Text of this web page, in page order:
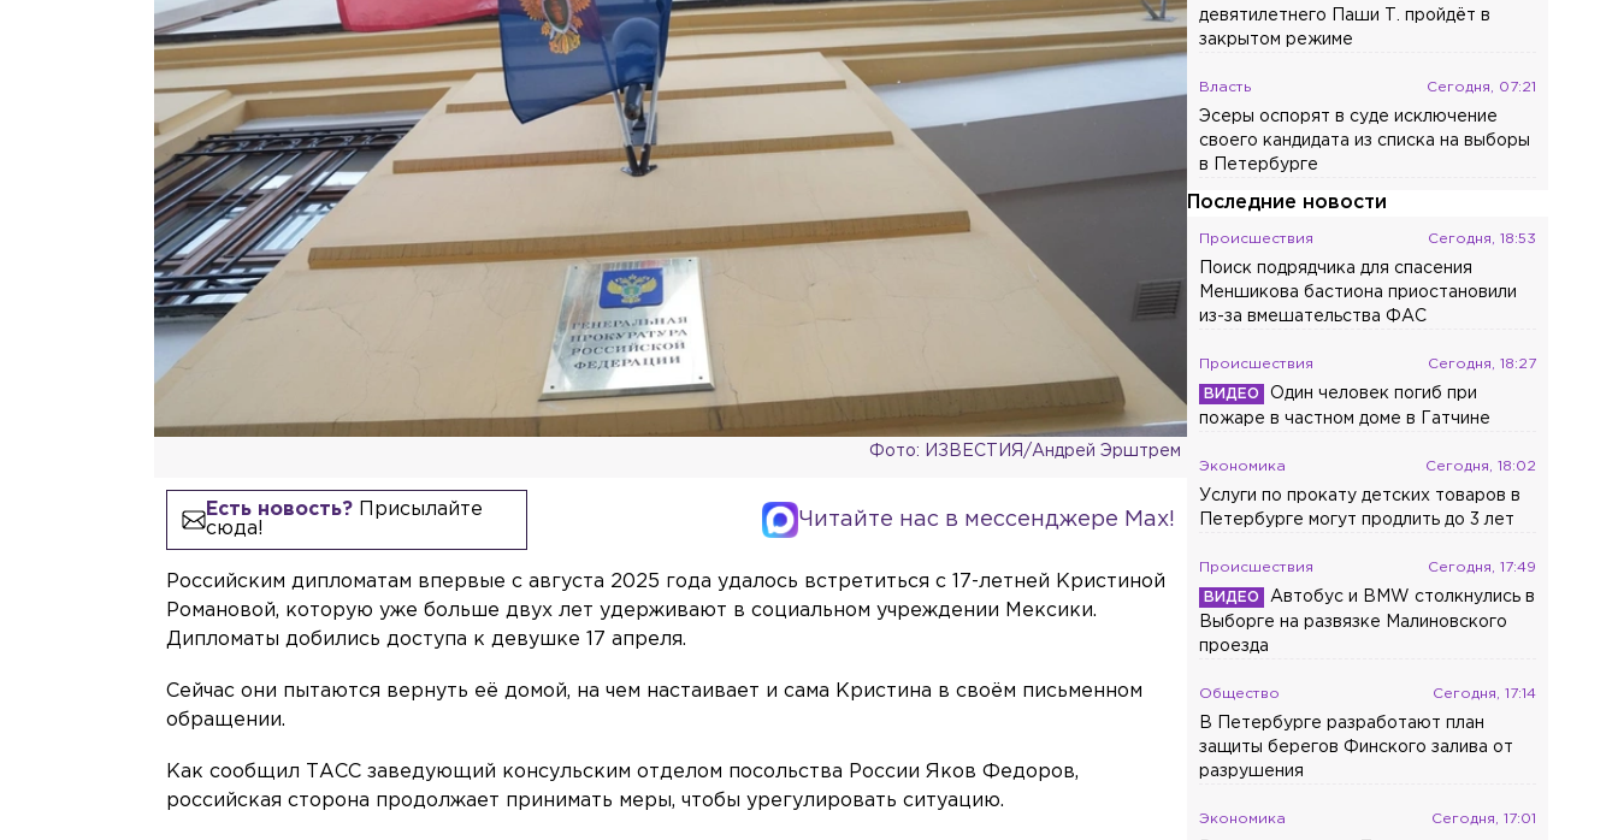
Фото: ИЗВЕСТИЯ/Андрей Эрштрем
Есть новость?Присылайте
сюда!
Читайте нас в мессенджере Max!
Российским дипломатам впервые с августа 2025 года удалось встретиться с 17-летней Кристиной
Романовой, которую уже больше двух лет удерживают в социальном учреждении Мексики.
Дипломаты добились доступа к девушке 17 апреля.
Сейчас они пытаются вернуть её домой, на чем настаивает и сама Кристина в своём письменном
обращении.
Как сообщил ТАСС заведующий консульским отделом посольства России Яков Федоров,
российская сторона продолжает принимать меры, чтобы урегулировать ситуацию.
девятилетнего Паши Т. пройдёт в
закрытом режиме
Власть Сегодня, 07:21
Эсеры оспорят в суде исключение
своего кандидата из списка на выборы
в Петербурге
Последние новости
Происшествия Сегодня, 18:53
Поиск подрядчика для спасения
Меншикова бастиона приостановили
из-за вмешательства ФАС
Происшествия Сегодня, 18:27
Один человек погиб при
пожаре в частном доме в Гатчине
Экономика Сегодня, 18:02
Услуги по прокату детских товаров в
Петербурге могут продлить до 3 лет
Происшествия Сегодня, 17:49
Автобус и BMW столкнулись в
Выборге на развязке Малиновского
проезда
Общество Сегодня, 17:14
В Петербурге разработают план
защиты берегов Финского залива от
разрушения
Экономика Сегодня, 17:01